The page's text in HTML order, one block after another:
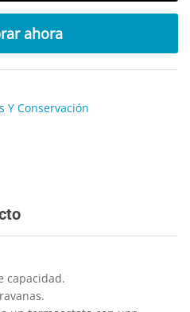
ahora
Y Conservación
capacidad.